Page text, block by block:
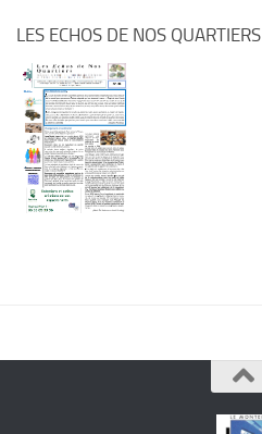
LES ECHOS DE NOS QUARTIERS